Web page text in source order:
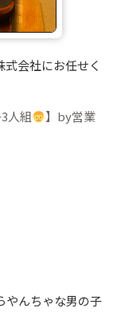
会社にお任せく
人組
】by営業
やんちゃな男の子